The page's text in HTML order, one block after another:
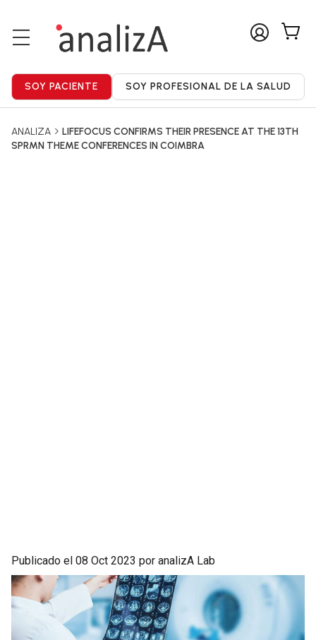
ANALIZA
LIFEFOCUS CONFIRMS THEIR PRESENCE AT THE 13TH
SPRMN THEME CONFERENCES IN COIMBRA
Publicado el 08 Oct 2023 por analizA Lab